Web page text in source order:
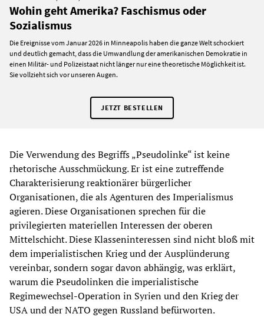
Wohin geht Amerika? Faschismus oder
Sozialismus
Die Ereignisse vom Januar 2026 in Minneapolis haben die ganze Welt schockiert
und deutlich gemacht, dass die Umwandlung der amerikanischen Demokratie in
einen Militär- und Polizeistaat nicht länger nur eine theoretische Möglichkeit ist.
Sie vollzieht sich vor unseren Augen.
JETZT BESTELLEN
Die Verwendung des Begriffs „Pseudolinke“ ist keine
rhetorische Ausschmückung. Er ist eine zutreffende
Charakterisierung reaktionärer bürgerlicher
Organisationen, die als Agenturen des Imperialismus
agieren. Diese Organisationen sprechen für die
privilegierten materiellen Interessen der oberen
Mittelschicht. Diese Klasseninteressen sind nicht bloß mit
dem imperialistischen Krieg und der Ausplünderung
vereinbar, sondern sogar davon abhängig, was erklärt,
warum die Pseudolinken die imperialistische
Regimewechsel-Operation in Syrien und den Krieg der
USA und der NATO gegen Russland befürworten.